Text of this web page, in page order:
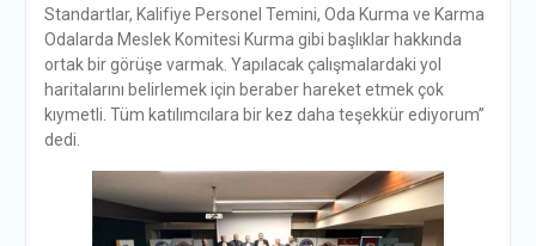
Standartlar, Kalifiye Personel Temini, Oda Kurma ve Karma
Odalarda Meslek Komitesi Kurma gibi başlıklar hakkında
ortak bir görüşe varmak. Yapılacak çalışmalardaki yol
haritalarını belirlemek için beraber hareket etmek çok
kıymetli. Tüm katılımcılara bir kez daha teşekkür ediyorum”
dedi.